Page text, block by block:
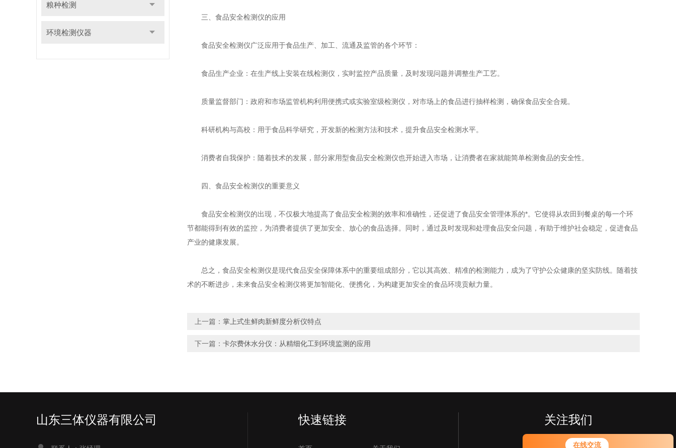
在线交流
粮种检测
环境检测仪器
三、食品安全检测仪的应用
食品安全检测仪广泛应用于食品生产、加工、流通及监管的各个环节：
食品生产企业：在生产线上安装在线检测仪，实时监控产品质量，及时发现问题并调整生产工艺。
质量监督部门：政府和市场监管机构利用便携式或实验室级检测仪，对市场上的食品进行抽样检测，确保食品安全合规。
科研机构与高校：用于食品科学研究，开发新的检测方法和技术，提升食品安全检测水平。
消费者自我保护：随着技术的发展，部分家用型食品安全检测仪也开始进入市场，让消费者在家就能简单检测食品的安全性。
四、食品安全检测仪的重要意义
食品安全检测仪的出现，不仅极大地提高了食品安全检测的效率和准确性，还促进了食品安全管理体系的*。它使得从农田到餐桌的每一个环
节都能得到有效的监控，为消费者提供了更加安全、放心的食品选择。同时，通过及时发现和处理食品安全问题，有助于维护社会稳定，促进食品
产业的健康发展。
总之，食品安全检测仪是现代食品安全保障体系中的重要组成部分，它以其高效、精准的检测能力，成为了守护公众健康的坚实防线。随着技
术的不断进步，未来食品安全检测仪将更加智能化、便携化，为构建更加安全的食品环境贡献力量。
上一篇： 掌上式生鲜肉新鲜度分析仪特点
下一篇： 卡尔费休水分仪：从精细化工到环境监测的应用
山东三体仪器有限公司 快速链接 关注我们